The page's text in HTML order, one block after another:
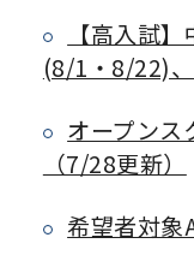
【高入試
(8/1・8/22)
オープンス
（7/28更新）
希望者対象